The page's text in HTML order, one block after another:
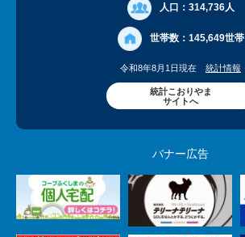
人口： 314,736人
世帯数： 145,649世帯
令和8年8月1日現在 統計情報
統計こおりやま
サイトへ
バナー広告